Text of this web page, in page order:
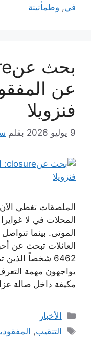
في, وطمأنينة
عن
فنزويلا
9 يوليو 2026 بقلم
الملصقات تغطي
المحلات في لا
الموتى. بينما
العائلات تبحث عن
6462 شخصاً
يواجهون مهمة
مكيفة داخل صالة
التصنيفات
الأخبار
الوسوم
التنقيب,